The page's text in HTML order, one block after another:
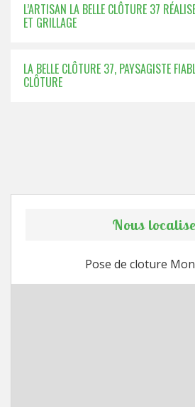
L’ARTISAN LA BELLE CLÔTURE 37
ET GRILLAGE
LA BELLE CLÔTURE 37, PAYSAGISTE
CLÔTURE
Nous
Pose de cloture